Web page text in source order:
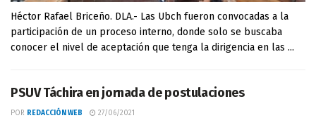
Héctor Rafael Briceño. DLA.- Las Ubch fueron convocadas a la
participación de un proceso interno, donde solo se buscaba
conocer el nivel de aceptación que tenga la dirigencia en las ...
PSUV Táchira en jornada de postulaciones
POR REDACCIÓN WEB 27/06/2021